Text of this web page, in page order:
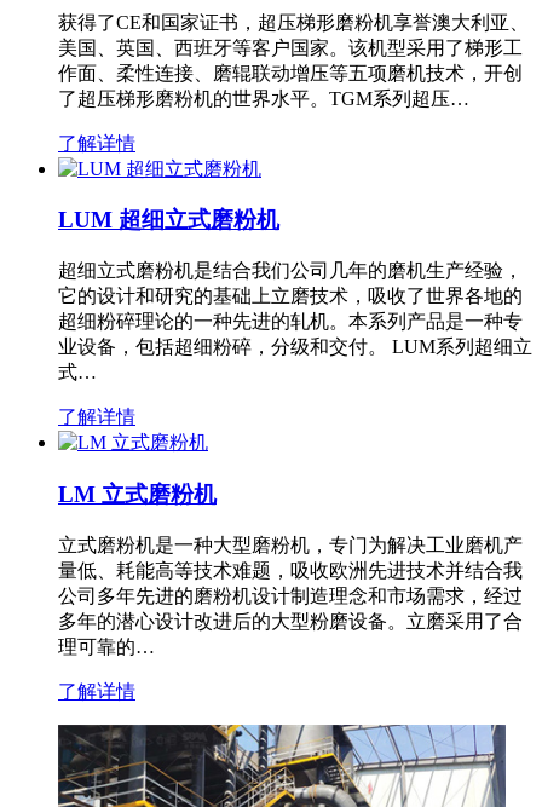
获得了CE和国家证书，超压梯形磨粉机享誉澳大利亚、
美国、英国、西班牙等客户国家。该机型采用了梯形工
作面、柔性连接、磨辊联动增压等五项磨机技术，开创
了超压梯形磨粉机的世界水平。TGM系列超压…
了解详情
LUM 超细立式磨粉机
超细立式磨粉机是结合我们公司几年的磨机生产经验，
它的设计和研究的基础上立磨技术，吸收了世界各地的
超细粉碎理论的一种先进的轧机。本系列产品是一种专
业设备，包括超细粉碎，分级和交付。 LUM系列超细立
式…
了解详情
LM 立式磨粉机
立式磨粉机是一种大型磨粉机，专门为解决工业磨机产
量低、耗能高等技术难题，吸收欧洲先进技术并结合我
公司多年先进的磨粉机设计制造理念和市场需求，经过
多年的潜心设计改进后的大型粉磨设备。立磨采用了合
理可靠的…
了解详情